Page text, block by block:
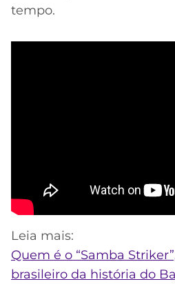
tempo.
Leia mais:
Quem é o “Samba
brasileiro da história do